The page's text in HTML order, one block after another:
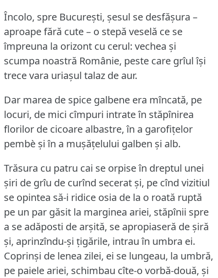
Încolo, spre București, șesul se desfășura –
aproape fără cute – o stepă veselă ce se
împreuna la orizont cu cerul: vechea și
scumpa noastră Românie, peste care grîul își
trece vara uriașul talaz de aur.
Dar marea de spice galbene era mîncată, pe
locuri, de mici cîmpuri intrate în stăpînirea
florilor de cicoare albastre, în a garofițelor
pembè și în a mușățelului galben și alb.
Trăsura cu patru cai se orpise în dreptul unei
șiri de grîu de curînd secerat și, pe cînd vizitiul
se opintea să-i ridice osia de la o roată ruptă
pe un par găsit la marginea ariei, stăpînii spre
a se adăposti de arșită, se apropiaseră de șiră
și, aprinzîndu-și țigările, intrau în umbra ei.
Coprinși de lenea zilei, ei se lungeau, la umbră,
pe paiele ariei, schimbau cîte-o vorbă-două, și